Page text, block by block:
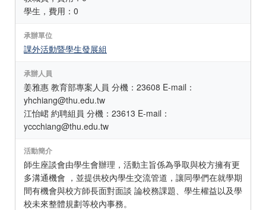
學生，費用：0
承辦單位
課外活動暨學生發展組
承辦人員
姜雅惠 教育部專案人員 分機：23608 E-mail：
yhchiang@thu.edu.tw
江怡峮 約聘組員 分機：23613 E-mail：
yccchiang@thu.edu.tw
活動簡介
師生座談會由學生會辦理，活動主旨係為爭取與校方擁有更
多溝通機會 ，並提供校內學生交流管道，讓同學們在就學期
間有機會與校方師長面對面談 論校務課題、學生權益以及學
校未來整體規劃等校內事務。